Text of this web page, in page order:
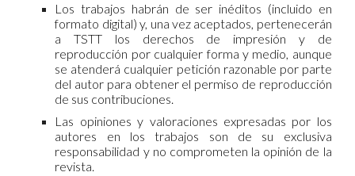
Los trabajos habrán de ser inéditos (incluido en
formato digital) y, una vez aceptados, pertenecerán
a TSTT los derechos de impresión y de
reproducción por cualquier forma y medio, aunque
se atenderá cualquier petición razonable por parte
del autor para obtener el permiso de reproducción
de sus contribuciones.
Las opiniones y valoraciones expresadas por los
autores en los trabajos son de su exclusiva
responsabilidad y no comprometen la opinión de la
revista.